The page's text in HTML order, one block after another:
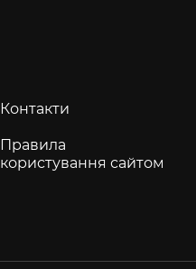
Контакти
Правила
користування сайтом